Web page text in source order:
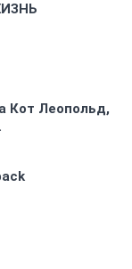
Кот Леопольд,